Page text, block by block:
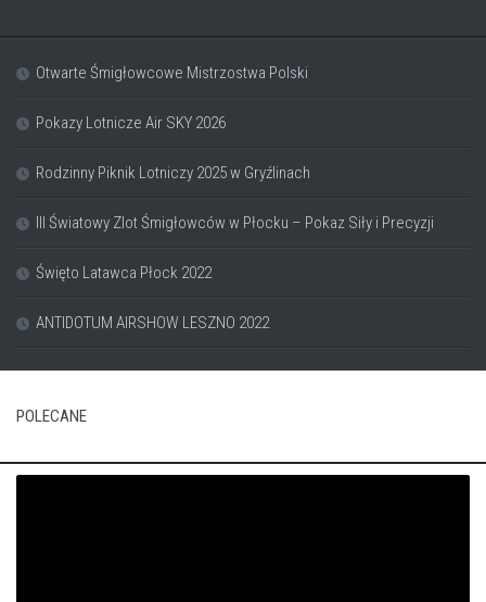
Otwarte Śmigłowcowe Mistrzostwa Polski
Pokazy Lotnicze Air SKY 2026
Rodzinny Piknik Lotniczy 2025 w Gryźlinach
III Światowy Zlot Śmigłowców w Płocku – Pokaz Siły i Precyzji
Święto Latawca Płock 2022
ANTIDOTUM AIRSHOW LESZNO 2022
POLECANE